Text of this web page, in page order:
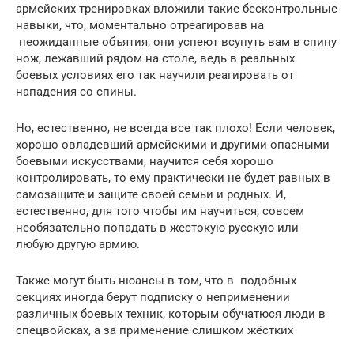
армейских тренировках вложили такие бесконтрольные
навыки, что, моментально отреагировав на
неожиданные объятия, они успеют всунуть вам в спину
нож, лежавший рядом на столе, ведь в реальных
боевых условиях его так научили реагировать от
нападения со спины.
Но, естественно, не всегда все так плохо! Если человек,
хорошо овладевший армейскими и другими опасными
боевыми искусствами, научится себя хорошо
контролировать, то ему практически не будет равных в
самозащите и защите своей семьи и родных. И,
естественно, для того чтобы им научиться, совсем
необязательно попадать в жестокую русскую или
любую другую армию.
Также могут быть нюансы в том, что в подобных
секциях иногда берут подписку о неприменении
различных боевых техник, которым обучатюся люди в
спецвойсках, а за применение слишком жёстких